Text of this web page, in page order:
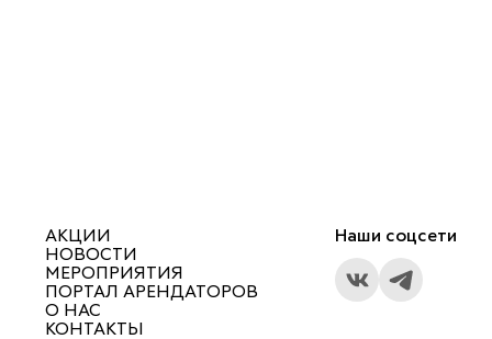
АКЦИИ
НОВОСТИ
МЕРОПРИЯТИЯ
ПОРТАЛ АРЕНДАТОРОВ
О НАС
КОНТАКТЫ
Наши соцсети